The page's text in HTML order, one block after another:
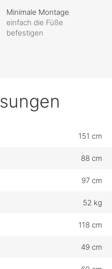
Minimale Montage
einfach die Füße
befestigen
151 cm
88 cm
97 cm
52 kg
118 cm
49 cm